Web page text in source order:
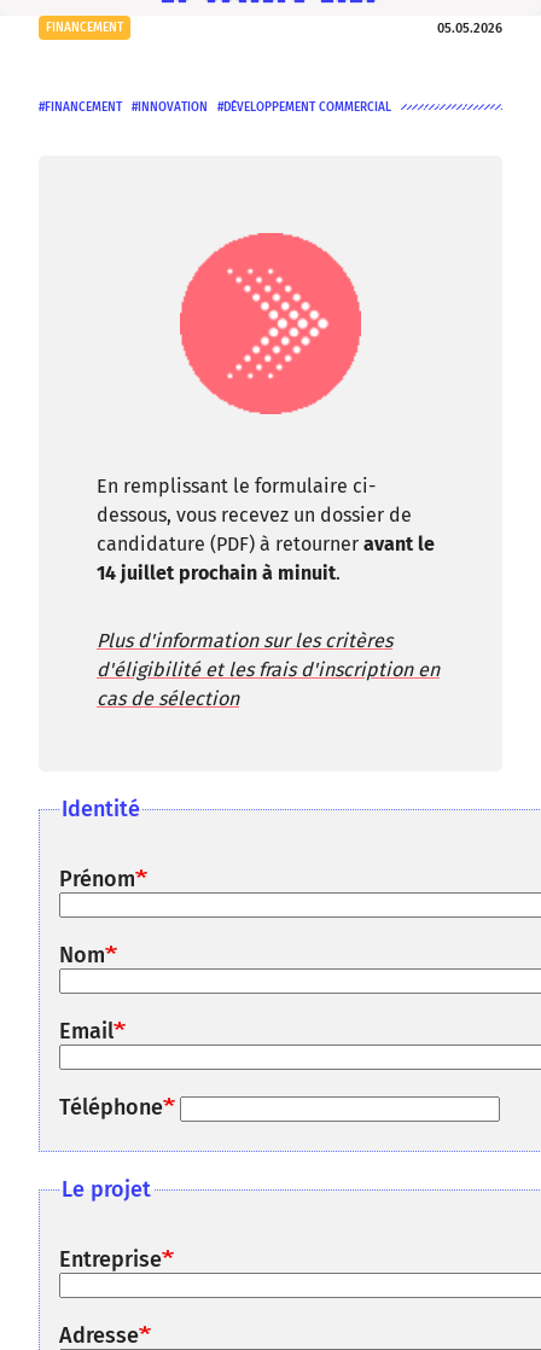
FINANCEMENT 05.05.2026
FINANCEMENT INNOVATION DÉVELOPPEMENT COMMERCIAL
En remplissant le formulaire ci-
dessous, vous recevez un dossier de
candidature (PDF) à retourner avant le
14 juillet prochain à minuit.
Plus d'information sur les critères
d'éligibilité et les frais d'inscription en
cas de sélection
Identité
Prénom
Nom
Email
Téléphone
Le projet
Entreprise
Adresse